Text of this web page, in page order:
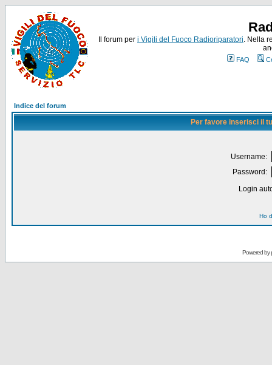
Il forum per i Vigili del Fuoco Radioriparatori. Nella
FAQ
Indice del forum
Per favore inserisci il
Username:
Password:
Login
Ho
Powered by